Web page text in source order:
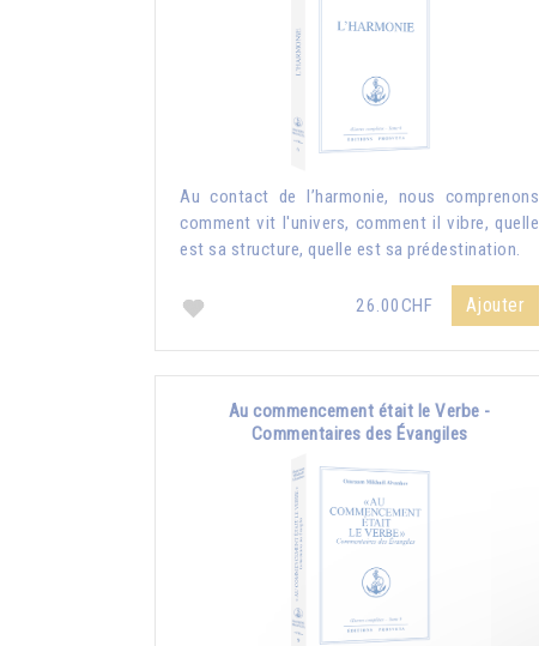
Au contact de l’harmonie, nous comprenons
comment vit l'univers, comment il vibre, quelle
est sa structure, quelle est sa prédestination.
26.00CHF Ajouter
Au commencement était le Verbe -
Commentaires des Évangiles